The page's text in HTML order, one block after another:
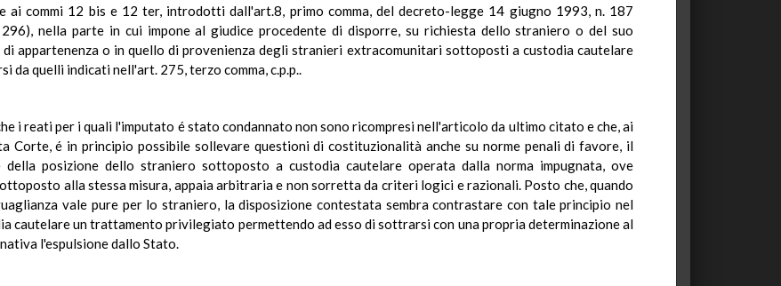
ai commi 12 bis e 12 ter, introdotti dall'art.8, primo comma, del decreto-legge 14 giugno 1993, n. 187
nella parte in cui impone al giudice procedente di disporre, su richiesta dello straniero o del suo
appartenenza o in quello di provenienza degli stranieri extracomunitari sottoposti a custodia cautelare
da quelli indicati nell'art. 275, terzo comma, c.p.p..
i reati per i quali l'imputato é stato condannato non sono ricompresi nell'articolo da ultimo citato e che, ai
Corte, é in principio possibile sollevare questioni di costituzionalità anche su norme penali di favore, il
posizione dello straniero sottoposto a custodia cautelare operata dalla norma impugnata, ove
alla stessa misura, appaia arbitraria e non sorretta da criteri logici e razionali. Posto che, quando
vale pure per lo straniero, la disposizione contestata sembra contrastare con tale principio nel
cautelare un trattamento privilegiato permettendo ad esso di sottrarsi con una propria determinazione al
l'espulsione dallo Stato.